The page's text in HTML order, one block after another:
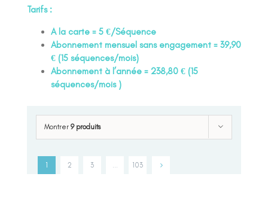
Tarifs :
A la carte = 5 €/Séquence
Abonnement mensuel sans engagement = 39,90
€ (15 séquences/mois)
Abonnement à l’année = 238,80 € (15
séquences/mois )
Montrer 9 produits
1 2 3 103